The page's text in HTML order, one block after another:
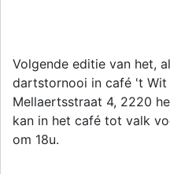
Volgende editie van het,
dartstornooi in café 't Wit
Mellaertsstraat 4, 2220
kan in het café tot valk
om 18u.